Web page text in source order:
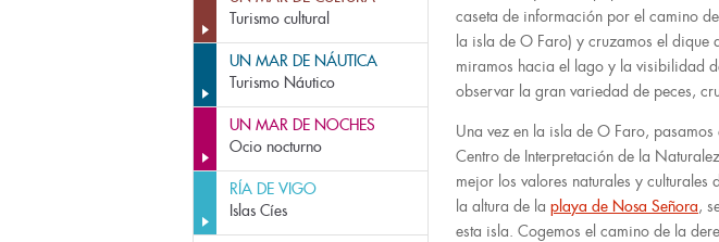
Turismo cultural
UN MAR DE NÁUTICA
Turismo Náutico
UN MAR DE NOCHES
Ocio nocturno
RÍA DE VIGO
Islas Cíes
caseta de información por el camino
la isla de O Faro) y cruzamos el dique
miramos hacia el lago y la visibilidad
observar la gran variedad de peces,
Una vez en la isla de O Faro,
Centro de Interpretación de la
mejor los valores naturales y
la altura de la playa de Nosa Señora,
esta isla. Cogemos el camino de la